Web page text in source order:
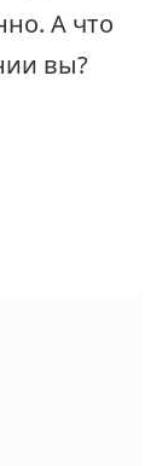
А что
вы?